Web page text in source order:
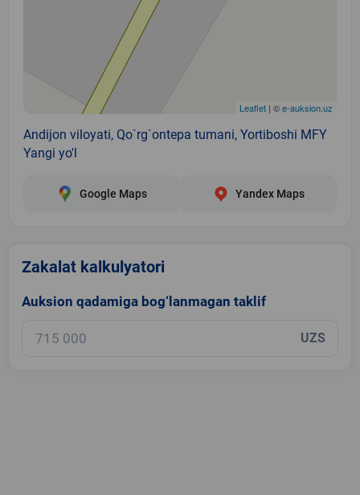
Leaflet | ©e-auksion.uz
Andijon viloyati, Qo`rg`ontepa tumani, Yortiboshi MFY
Yangi yo'l
Google Maps Yandex Maps
Zakalat kalkulyatori
Auksion qadamiga bog‘lanmagan taklif
UZS